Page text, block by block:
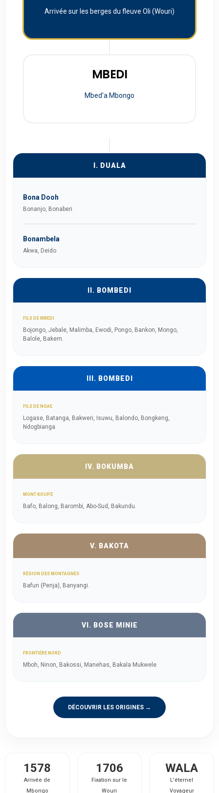
Arrivée sur les berges du fleuve Oli (Wouri)
MBEDI
Mbed'a Mbongo
I. DUALA
Bona Dooh
Bonanjo, Bonaberi
Bonambela
Akwa, Deido
II. BOMBEDI
FILS DE MBEDI
Bojongo, Jebale, Malimba, Ewodi, Pongo, Bankon, Mongo,
Balole, Bakem.
III. BOMBEDI
FILS DE NGAE
Logase, Batanga, Bakweri, Isuwu, Balondo, Bongkeng,
Ndogbianga.
IV. BOKUMBA
MONT KOUPÉ
Bafo, Balong, Barombi, Abo-Sud, Bakundu.
V. BAKOTA
RÉGION DES MONTAGNES
Bafun (Penja), Banyangi.
VI. BOSE MINIE
FRONTIÈRE NORD
Mboh, Ninon, Bakossi, Manehas, Bakala Mukwele.
DÉCOUVRIR LES ORIGINES →
1578
Arrivée de
Mbongo
1706
Fixation sur le
Wouri
WALA
L'éternel
Voyageur